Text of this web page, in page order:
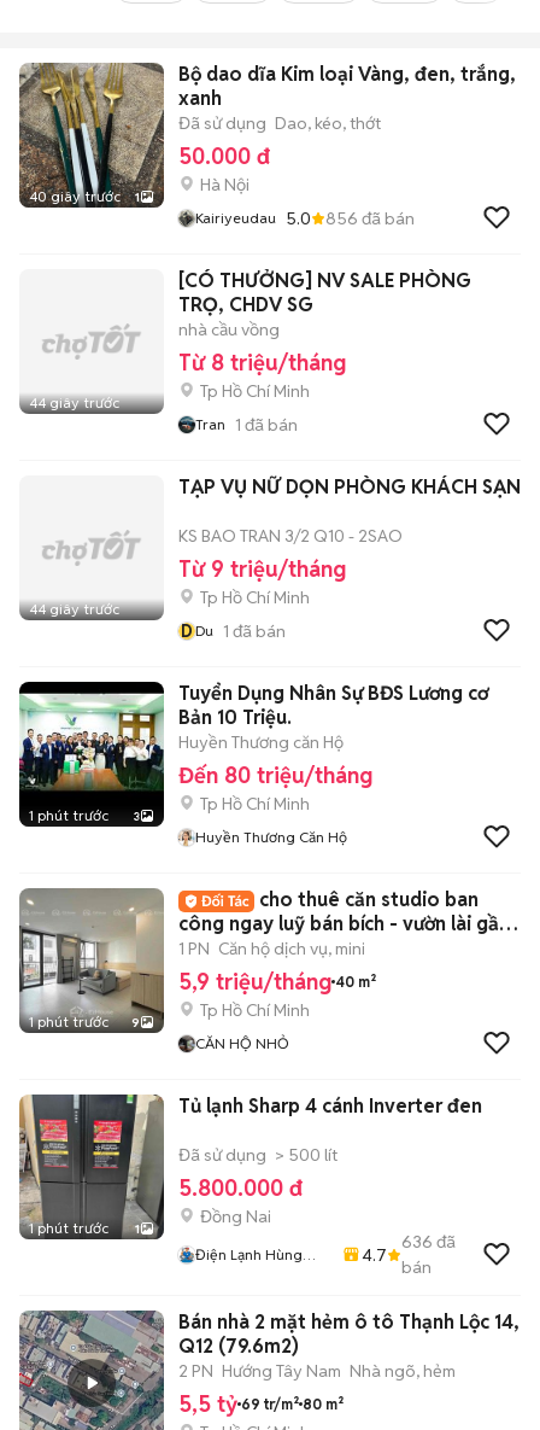
40 giây trước 1
Bộ dao dĩa Kim loại Vàng, đen, trắng,
xanh
Đã sử dụng Dao, kéo, thớt
50.000 đ
Hà Nội
Kairiyeudau 5.0 856 đã bán
44 giây trước
[CÓ THƯỞNG] NV SALE PHÒNG
TRỌ, CHDV SG
nhà cầu vồng
Từ 8 triệu/tháng
Tp Hồ Chí Minh
Tran 1 đã bán
44 giây trước
TẠP VỤ NỮ DỌN PHÒNG KHÁCH SẠN
KS BAO TRAN 3/2 Q10 - 2SAO
Từ 9 triệu/tháng
Tp Hồ Chí Minh
DDu 1 đã bán
1 phút trước 3
Tuyển Dụng Nhân Sự BĐS Lương cơ
Bản 10 Triệu.
Huyền Thương căn Hộ
Đến 80 triệu/tháng
Tp Hồ Chí Minh
Huyền Thương Căn Hộ
1 phút trước 9
cho thuê căn studio ban
công ngay luỹ bán bích - vườn lài gần
chợ
1 PN Căn hộ dịch vụ, mini
5,9 triệu/tháng 40 m²
Tp Hồ Chí Minh
CĂN HỘ NHỎ
1 phút trước 1
Tủ lạnh Sharp 4 cánh Inverter đen
Đã sử dụng > 500 lít
5.800.000 đ
Đồng Nai
Điện Lạnh Hùng
4.7
636 đã
bán
Bán nhà 2 mặt hẻm ô tô Thạnh Lộc 14,
Q12 (79.6m2)
2 PN Hướng Tây Nam Nhà ngõ, hẻm
5,5 tỷ 69 tr/m² 80 m²